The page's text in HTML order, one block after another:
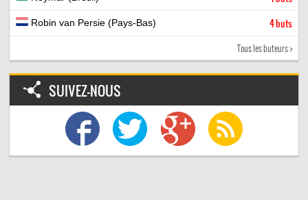
Robin van Persie (Pays-Bas) 4 buts
Tous les buteurs >
SUIVEZ-NOUS